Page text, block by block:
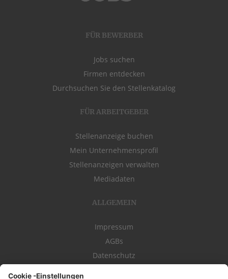
FÜR BEWERBER
Jobs suchen
Firmen entdecken
Durchsuchen Sie den Stellenkatalog
FÜR ARBEITGEBER
Stellenanzeige buchen
Mein Unternehmensprofil
Stellenanzeigen verwalten
Mediadaten
ALLGEMEIN
Impressum
AGBs
Datenschutz